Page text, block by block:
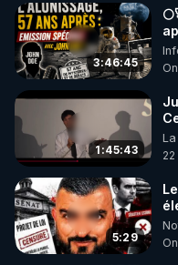
3:46:45
1:45:43
5:29